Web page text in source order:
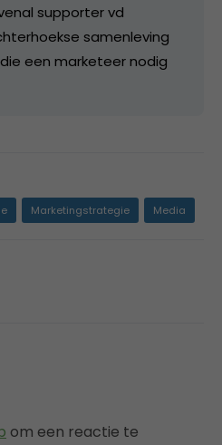
supporter vd
samenleving
een marketeer nodig
Marketingstrategie Media
om een reactie te